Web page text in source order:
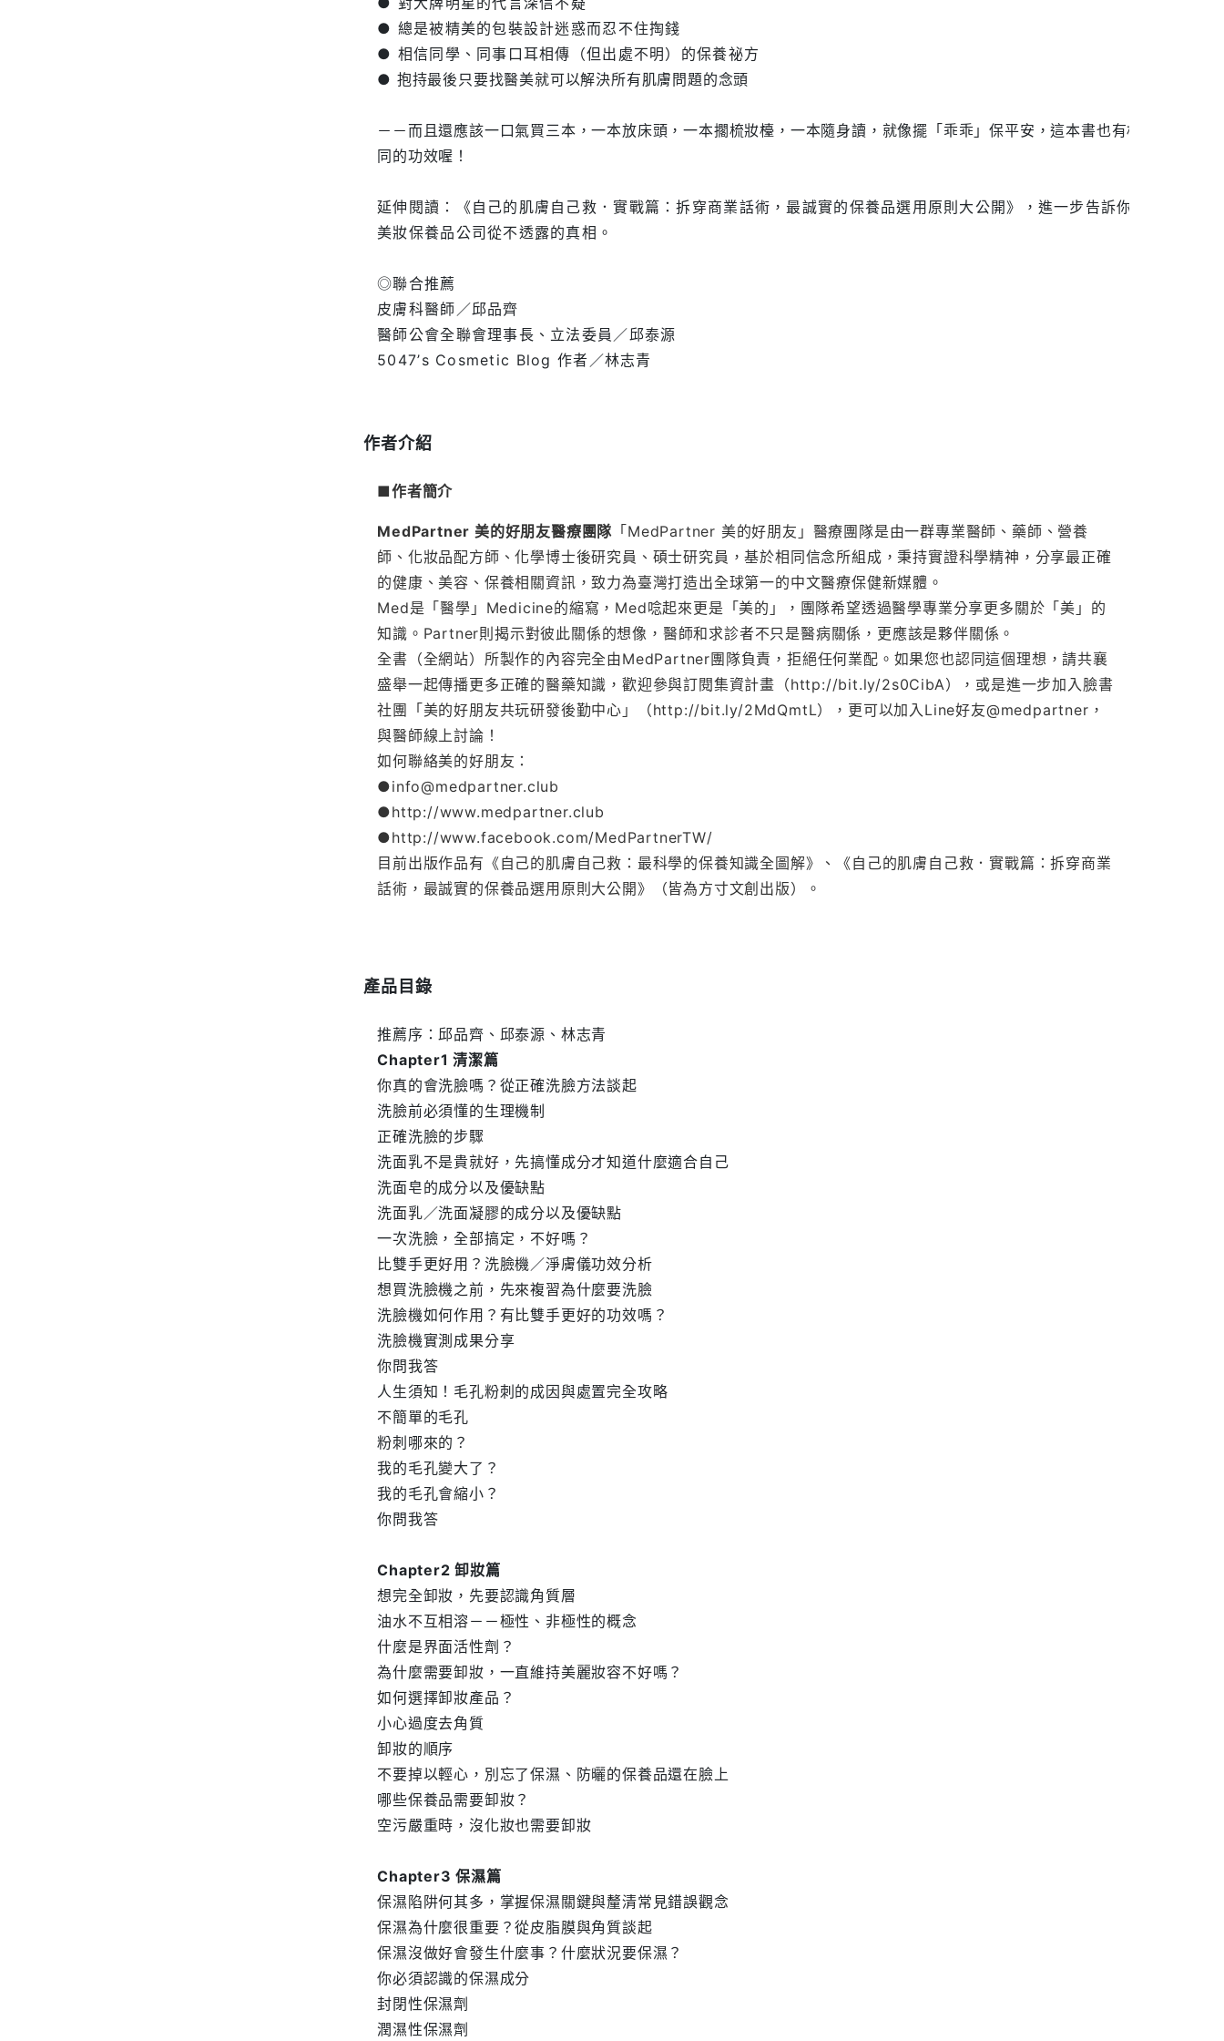
● 總是被精美的包裝設計迷惑而忍不住掏錢
● 相信同學、同事口耳相傳（但出處不明）的保養祕方
● 抱持最後只要找醫美就可以解決所有肌膚問題的念頭
－－而且還應該一口氣買三本，一本放床頭，一本擱梳妝檯，一本隨身讀，就像擺「乖乖」保平安，這本書也有相
同的功效喔！
延伸閱讀：《自己的肌膚自己救．實戰篇：拆穿商業話術，最誠實的保養品選用原則大公開》，進一步告訴你
美妝保養品公司從不透露的真相。
◎聯合推薦
皮膚科醫師／邱品齊
醫師公會全聯會理事長、立法委員／邱泰源
5047’s Cosmetic Blog 作者／林志青
作者介紹
■作者簡介
MedPartner 美的好朋友醫療團隊 「MedPartner 美的好朋友」醫療團隊是由一群專業醫師、藥師、營養
師、化妝品配方師、化學博士後研究員、碩士研究員，基於相同信念所組成，秉持實證科學精神，分享最正確
的健康、美容、保養相關資訊，致力為臺灣打造出全球第一的中文醫療保健新媒體。
Med是「醫學」Medicine的縮寫，Med唸起來更是「美的」，團隊希望透過醫學專業分享更多關於「美」的
知識。Partner則揭示對彼此關係的想像，醫師和求診者不只是醫病關係，更應該是夥伴關係。
全書（全網站）所製作的內容完全由MedPartner團隊負責，拒絕任何業配。如果您也認同這個理想，請共襄
盛舉一起傳播更多正確的醫藥知識，歡迎參與訂閱集資計畫（http://bit.ly/2s0CibA），或是進一步加入臉書
社團「美的好朋友共玩研發後勤中心」（http://bit.ly/2MdQmtL），更可以加入Line好友@medpartner，
與醫師線上討論！
如何聯絡美的好朋友：
●info@medpartner.club
●http://www.medpartner.club
●http://www.facebook.com/MedPartnerTW/
目前出版作品有《自己的肌膚自己救：最科學的保養知識全圖解》、《自己的肌膚自己救．實戰篇：拆穿商業
話術，最誠實的保養品選用原則大公開》（皆為方寸文創出版）。
產品目錄
推薦序：邱品齊、邱泰源、林志青
Chapter1 清潔篇
你真的會洗臉嗎？從正確洗臉方法談起
洗臉前必須懂的生理機制
正確洗臉的步驟
洗面乳不是貴就好，先搞懂成分才知道什麼適合自己
洗面皂的成分以及優缺點
洗面乳／洗面凝膠的成分以及優缺點
一次洗臉，全部搞定，不好嗎？
比雙手更好用？洗臉機／淨膚儀功效分析
想買洗臉機之前，先來複習為什麼要洗臉
洗臉機如何作用？有比雙手更好的功效嗎？
洗臉機實測成果分享
你問我答
人生須知！毛孔粉刺的成因與處置完全攻略
不簡單的毛孔
粉刺哪來的？
我的毛孔變大了？
我的毛孔會縮小？
你問我答
Chapter2 卸妝篇
想完全卸妝，先要認識角質層
油水不互相溶－－極性、非極性的概念
什麼是界面活性劑？
為什麼需要卸妝，一直維持美麗妝容不好嗎？
如何選擇卸妝產品？
小心過度去角質
卸妝的順序
不要掉以輕心，別忘了保濕、防曬的保養品還在臉上
哪些保養品需要卸妝？
空污嚴重時，沒化妝也需要卸妝
Chapter3 保濕篇
保濕陷阱何其多，掌握保濕關鍵與釐清常見錯誤觀念
保濕為什麼很重要？從皮脂膜與角質談起
保濕沒做好會發生什麼事？什麼狀況要保濕？
你必須認識的保濕成分
封閉性保濕劑
潤濕性保濕劑